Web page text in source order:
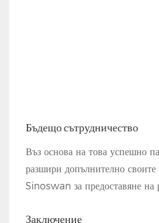
Бъдещо сътрудничество
Въз основа на това успешно
разшири допълнително своите
Sinoswan за предоставяне на
Заключение